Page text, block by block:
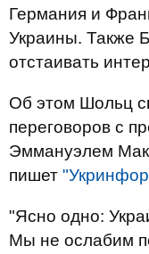
Германия и
Украины. Также
отстаивать
Об этом Шольц
переговоров с
Эммануэлем
пишет
"Ясно одно:
Мы не ослабим